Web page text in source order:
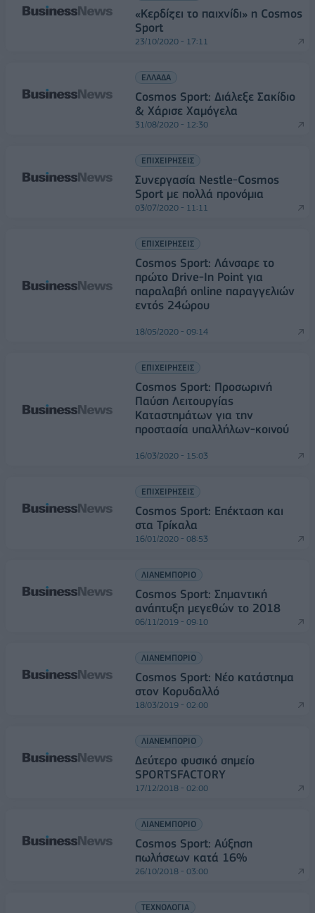
«Κερδίζει το παιχνίδι» η Cosmos
Sport
23/10/2020 - 17:11
ΕΛΛΑΔΑ
Cosmos Sport: Διάλεξε Σακίδιο
& Χάρισε Χαμόγελα
31/08/2020 - 12:30
ΕΠΙΧΕΙΡΗΣΕΙΣ
Συνεργασία Nestle-Cosmos
Sport με πολλά προνόμια
03/07/2020 - 11:11
ΕΠΙΧΕΙΡΗΣΕΙΣ
Cosmos Sport: Λάνσαρε το
πρώτο Drive-In Point για
παραλαβή online παραγγελιών
εντός 24ώρου
18/05/2020 - 09:14
ΕΠΙΧΕΙΡΗΣΕΙΣ
Cosmos Sport: Προσωρινή
Παύση Λειτουργίας
Καταστημάτων για την
προστασία υπαλλήλων-κοινού
16/03/2020 - 15:03
ΕΠΙΧΕΙΡΗΣΕΙΣ
Cosmos Sport: Επέκταση και
στα Τρίκαλα
16/01/2020 - 08:53
ΛΙΑΝΕΜΠΟΡΙΟ
Cosmos Sport: Σημαντική
ανάπτυξη μεγεθών το 2018
06/11/2019 - 09:10
ΛΙΑΝΕΜΠΟΡΙΟ
Cosmos Sport: Νέο κατάστημα
στον Κορυδαλλό
18/03/2019 - 02:00
ΛΙΑΝΕΜΠΟΡΙΟ
Δεύτερο φυσικό σημείο
SPORTSFACTORY
17/12/2018 - 02:00
ΛΙΑΝΕΜΠΟΡΙΟ
Cosmos Sport: Αύξηση
πωλήσεων κατά 16%
26/10/2018 - 03:00
ΤΕΧΝΟΛΟΓΙΑ